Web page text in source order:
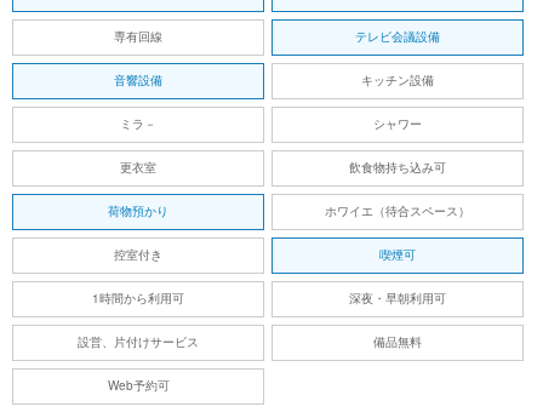
専有回線 テレビ会議設備
音響設備 キッチン設備
ミラ－ シャワー
更衣室 飲食物持ち込み可
荷物預かり ホワイエ（待合スペース）
控室付き 喫煙可
1時間から利用可 深夜・早朝利用可
設営、片付けサービス 備品無料
Web予約可